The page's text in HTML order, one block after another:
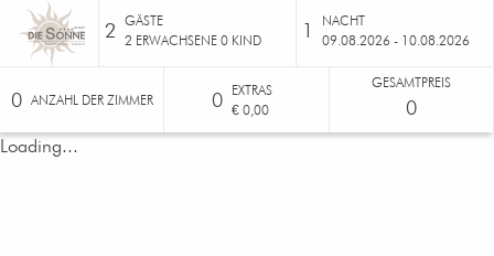
2 GÄSTE
2 ERWACHSENE 0 KIND 1
NACHT
09.08.2026 - 10.08.2026
0 ANZAHL DER ZIMMER 0
EXTRAS
€ 0,00
0
GESAMTPREIS
Loading...